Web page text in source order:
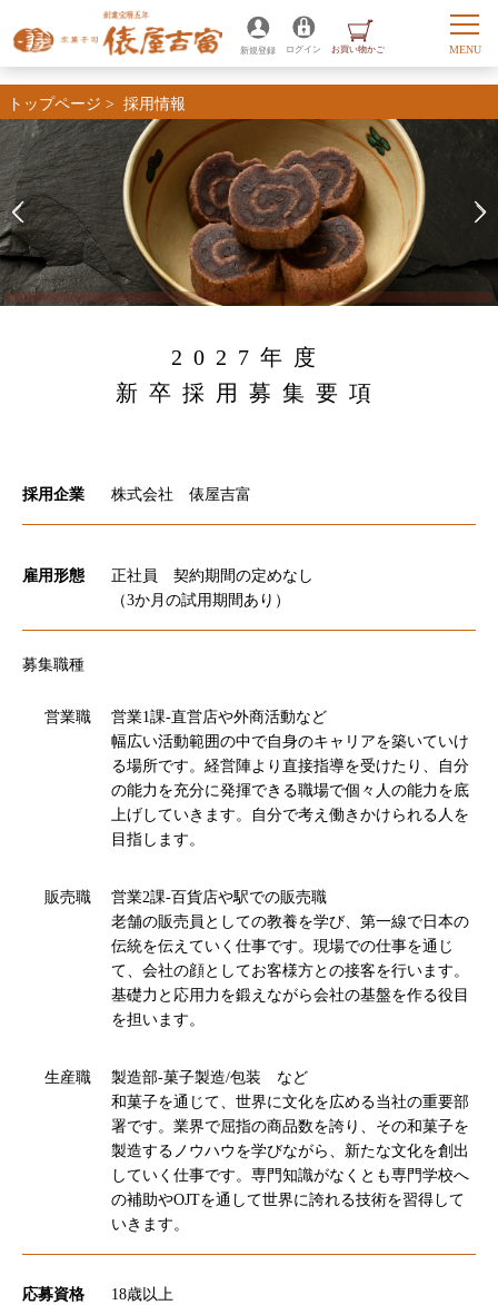
トップページ > 採用情報
2027年度
新卒採用募集要項
採用企業 株式会社 俵屋吉富
雇用形態
正社員 契約期間の定めなし
（3か月の試用期間あり）
募集職種
営業職
営業1課-直営店や外商活動など
幅広い活動範囲の中で自身のキャリアを築いていけ
る場所です。経営陣より直接指導を受けたり、自分
の能力を充分に発揮できる職場で個々人の能力を底
上げしていきます。自分で考え働きかけられる人を
目指します。
販売職
営業2課-百貨店や駅での販売職
老舗の販売員としての教養を学び、第一線で日本の
伝統を伝えていく仕事です。現場での仕事を通じ
て、会社の顔としてお客様方との接客を行います。
基礎力と応用力を鍛えながら会社の基盤を作る役目
を担います。
生産職
製造部-菓子製造/包装 など
和菓子を通じて、世界に文化を広める当社の重要部
署です。業界で屈指の商品数を誇り、その和菓子を
製造するノウハウを学びながら、新たな文化を創出
していく仕事です。専門知識がなくとも専門学校へ
の補助やOJTを通して世界に誇れる技術を習得して
いきます。
応募資格
18歳以上